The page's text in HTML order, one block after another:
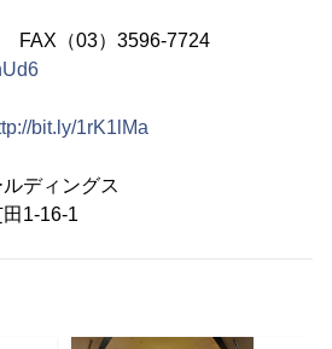
FAX（03）3596-7724
bit.ly/1rK1lMa
ディングス
16-1